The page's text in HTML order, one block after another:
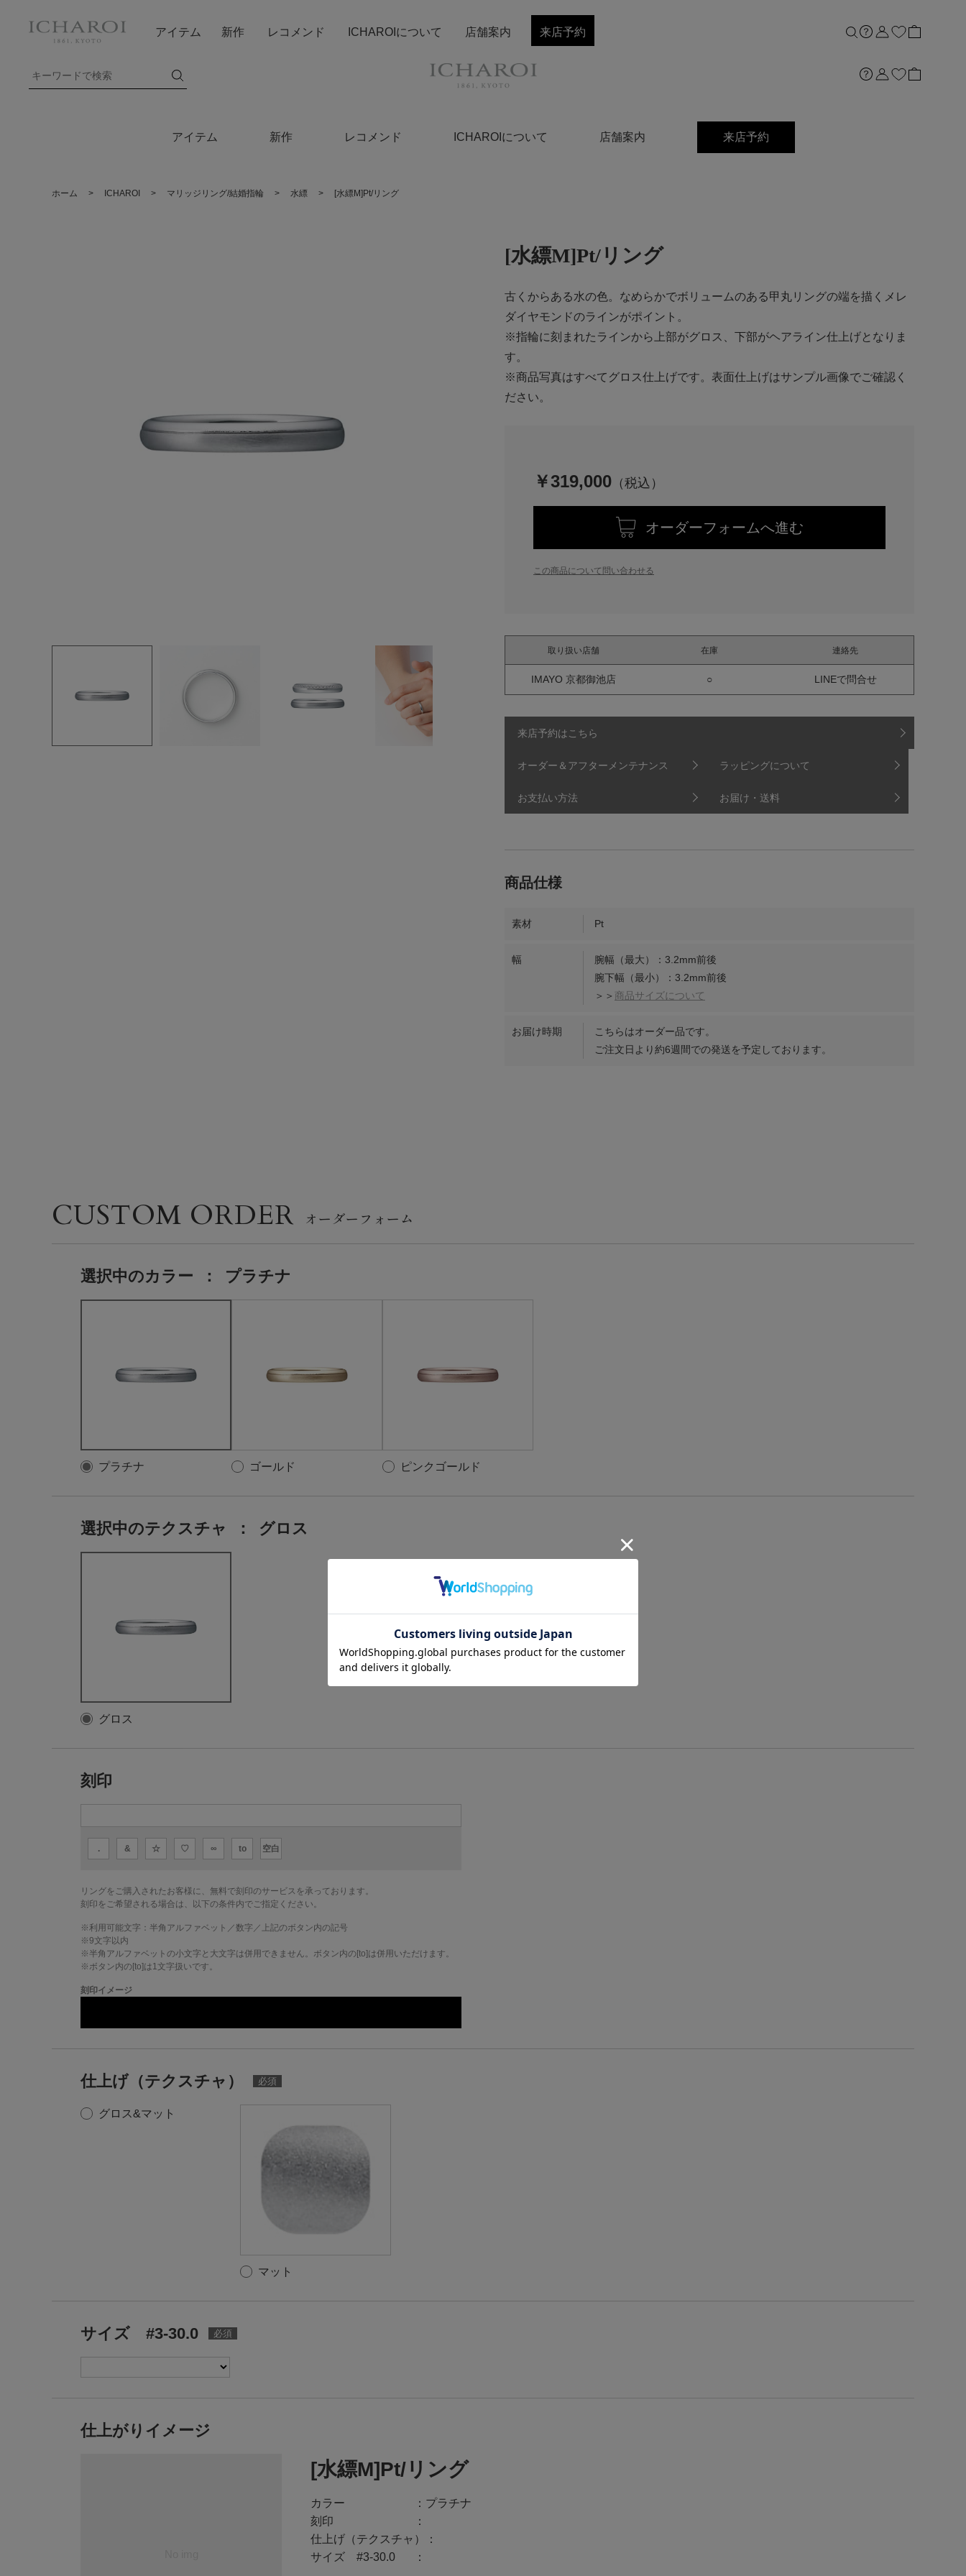
アイテム 新作 レコメンド ICHAROIについて 店舗案内 来店予約
アイテム 新作 レコメンド ICHAROIについて 店舗案内 来店予約
ホーム > ICHAROI > マリッジリング/結婚指輪 > 水縹 > [水縹M]Pt/リング
[水縹M]Pt/リング
古くからある水の色。なめらかでボリュームのある甲丸リングの端を描くメレ
ダイヤモンドのラインがポイント。
※指輪に刻まれたラインから上部がグロス、下部がヘアライン仕上げとなりま
す。
※商品写真はすべてグロス仕上げです。表面仕上げはサンプル画像でご確認く
ださい。
￥319,000
オーダーフォームへ進む
この商品について問い合わせる
取り扱い店舗 在庫 連絡先
IMAYO 京都御池店 ○ LINEで問合せ
来店予約はこちら
オーダー＆アフターメンテナンス ラッピングについて
お支払い方法 お届け・送料
素材 Pt
幅
腕幅（最大）：3.2mm前後
腕下幅（最小）：3.2mm前後
＞＞ 商品サイズについて
お届け時期
こちらはオーダー品です。
ご注文日より約6週間での発送を予定しております。
CUSTOM ORDER
選択中のカラー ： プラチナ
プラチナ ゴールド ピンクゴールド
選択中のテクスチャ ： グロス
グロス
刻印
. & ☆ ♡ ∞ to 空白
リングをご購入されたお客様に、無料で刻印のサービスを承っております。
刻印をご希望される場合は、以下の条件内でご指定ください。
※利用可能文字： 半角アルファベット／数字／上記のボタン内の記号
※9文字以内
※半角アルファベットの小文字と大文字は併用できません。ボタン内の[to]は併用いただけます。
※ボタン内の[to]は1文字扱いです。
刻印イメージ
仕上げ（テクスチャ）
グロス&マット
マット
サイズ #3-30.0
仕上がりイメージ
[水縹M]Pt/リング
カラー
プラチナ
刻印
仕上げ（テクスチャ）
サイズ #3-30.0